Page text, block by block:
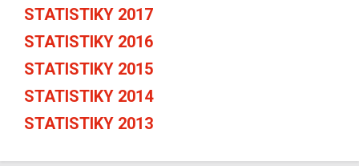
STATISTIKY 2017
STATISTIKY 2016
STATISTIKY 2015
STATISTIKY 2014
STATISTIKY 2013